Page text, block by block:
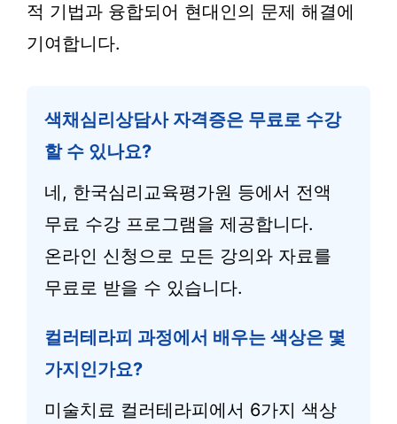
적 기법과 융합되어 현대인의 문제 해결에
기여합니다.
색채심리상담사 자격증은 무료로 수강
할 수 있나요?
네, 한국심리교육평가원 등에서 전액
무료 수강 프로그램을 제공합니다.
온라인 신청으로 모든 강의와 자료를
무료로 받을 수 있습니다.
컬러테라피 과정에서 배우는 색상은 몇
가지인가요?
미술치료 컬러테라피에서 6가지 색상